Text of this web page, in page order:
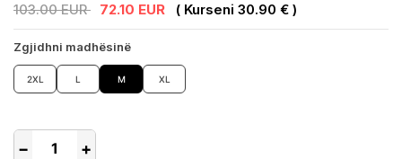
103.00 EUR 72.10 EUR ( Kurseni 30.90 € )
Zgjidhni madhësinë
2XL L M XL
− +